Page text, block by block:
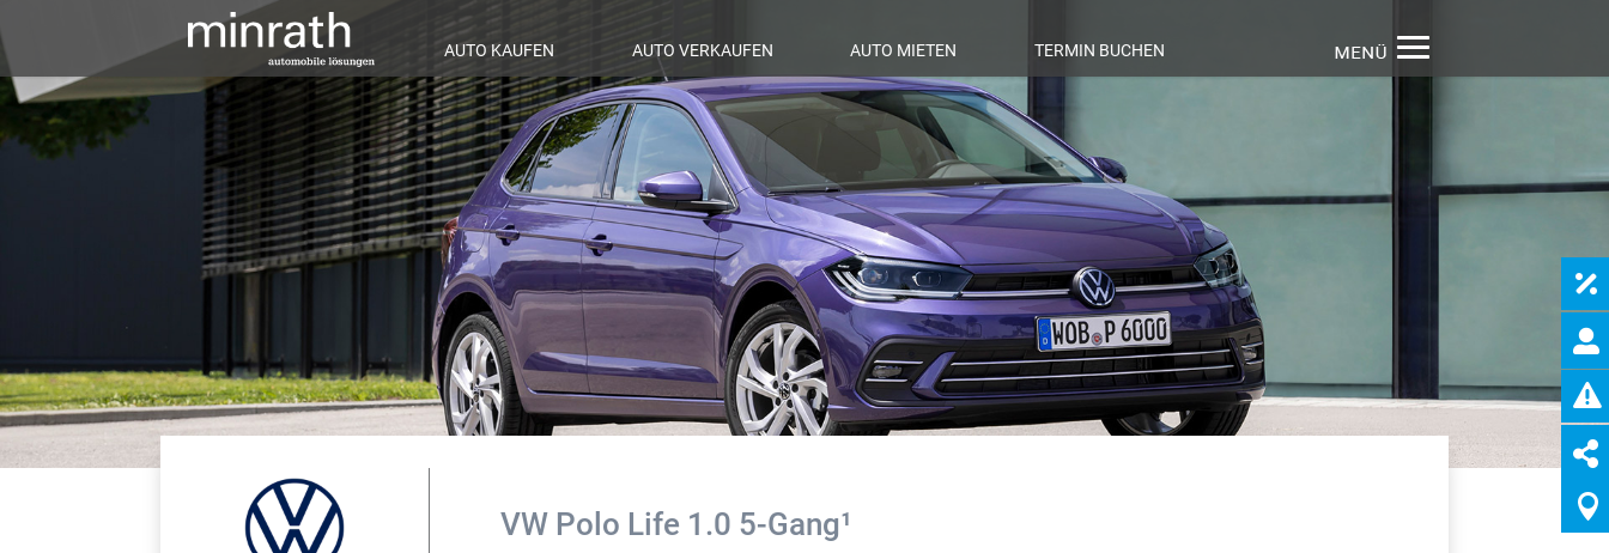
AUTO KAUFEN AUTO VERKAUFEN AUTO MIETEN TERMIN BUCHEN
VW Polo Life 1.0 5-Gang¹




